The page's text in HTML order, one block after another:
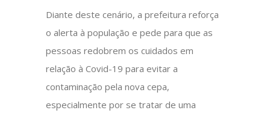
Diante deste cenário, a prefeitura reforça
o alerta à população e pede para que as
pessoas redobrem os cuidados em
relação à Covid-19 para evitar a
contaminação pela nova cepa,
especialmente por se tratar de uma